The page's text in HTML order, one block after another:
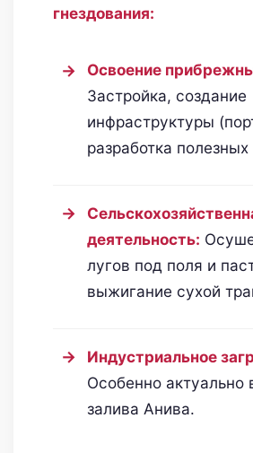
гнездования:
Освоение
Застройка, создание
инфраструктуры
разработка
деятельность:
лугов под поля и
выжигание сухой
Индустриальное
Особенно актуально
залива Анива.